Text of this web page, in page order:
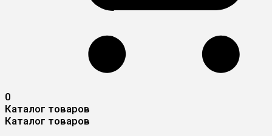
0
Каталог товаров
Каталог товаров